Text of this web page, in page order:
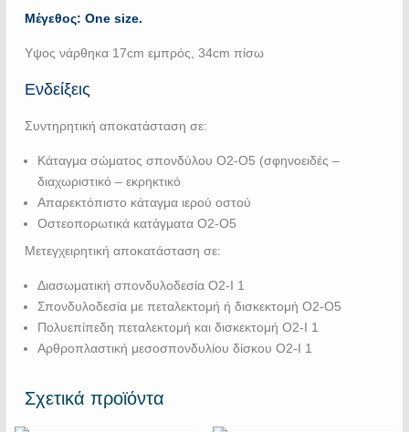
Μέγεθος: One size.
Yψος νάρθηκα 17cm εμπρός, 34cm πίσω
Ενδείξεις
Συντηρητική αποκατάσταση σε:
Κάταγμα σώματος σπονδύλου Ο2-Ο5 (σφηνοειδές –
διαχωριστικό – εκρηκτικό
Απαρεκτόπιστο κάταγμα ιερού οστού
Οστεοπορωτικά κατάγματα Ο2-Ο5
Μετεγχειρητική αποκατάσταση σε:
Διασωματική σπονδυλοδεσία Ο2-Ι 1
Σπονδυλοδεσία με πεταλεκτομή ή δισκεκτομή Ο2-Ο5
Πολυεπίπεδη πεταλεκτομή και δισκεκτομή Ο2-Ι 1
Αρθροπλαστική μεσοσπονδυλίου δίσκου Ο2-Ι 1
Σχετικά προϊόντα